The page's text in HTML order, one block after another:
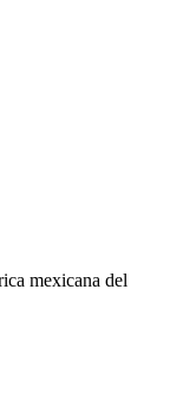
mexicana del